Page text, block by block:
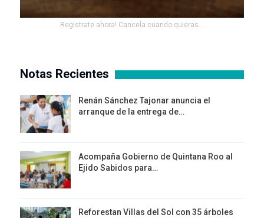
Registrate ahora! Cancela cuando quieras...
Notas Recientes
Renán Sánchez Tajonar anuncia el
arranque de la entrega de…
Acompaña Gobierno de Quintana Roo al
Ejido Sabidos para…
Reforestan Villas del Sol con 35 árboles